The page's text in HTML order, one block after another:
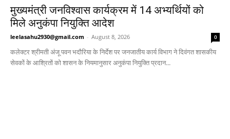
मुख्यमंत्री जनविश्वास कार्यक्रम में 14 अभ्यर्थियों को
मिले अनुकंपा नियुक्ति आदेश
leelasahu2930@gmail.com - August 8, 2026 0
कलेक्टर श्रीमती अंजू पवन भदौरिया के निर्देश पर जनजातीय कार्य विभाग ने दिवंगत शासकीय
सेवकों के आश्रितों को शासन के नियमानुसार अनुकंपा नियुक्ति प्रदान...